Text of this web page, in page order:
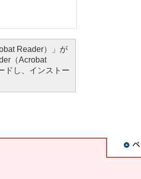
Reader）」が
（Acrobat
ドし、インストー